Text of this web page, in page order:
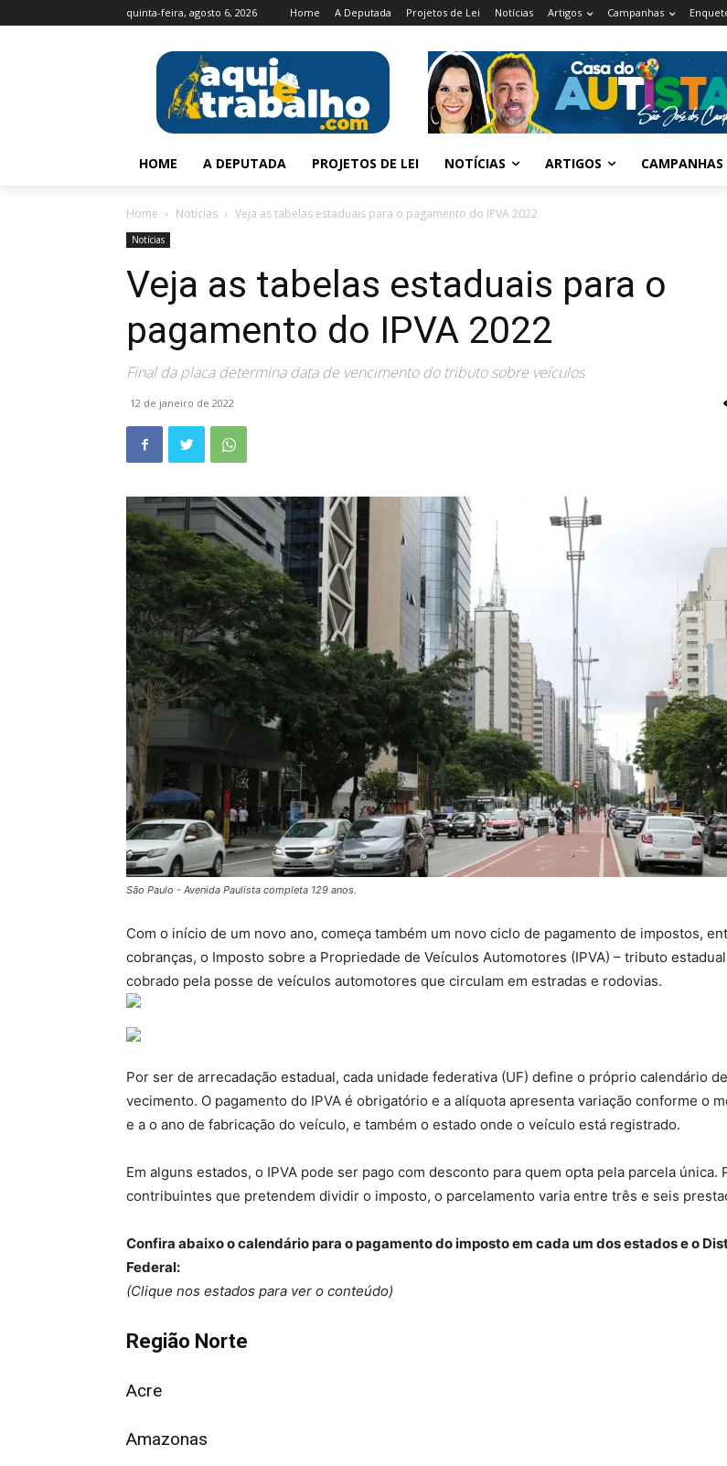
quinta-feira, agosto 6, 2026 Home A Deputada Projetos de Lei Notícias Artigos Campanhas
HOME A DEPUTADA PROJETOS DE LEI NOTÍCIAS ARTIGOS CAMPANHAS
Home Notícias Veja as tabelas estaduais para o pagamento do IPVA 2022
Notícias
Veja as tabelas estaduais para o
pagamento do IPVA 2022
Final da placa determina data de vencimento do tributo sobre veículos
12 de janeiro de 2022
São Paulo - Avenida Paulista completa 129 anos.
Com o início de um novo ano, começa também um novo ciclo de pagamento de impostos,
cobranças, o Imposto sobre a Propriedade de Veículos Automotores (IPVA) – tributo estadual
cobrado pela posse de veículos automotores que circulam em estradas e rodovias.
Por ser de arrecadação estadual, cada unidade federativa (UF) define o próprio calendário de
vecimento. O pagamento do IPVA é obrigatório e a alíquota apresenta variação conforme o
e a o ano de fabricação do veículo, e também o estado onde o veículo está registrado.
Em alguns estados, o IPVA pode ser pago com desconto para quem opta pela parcela única.
contribuintes que pretendem dividir o imposto, o parcelamento varia entre três e seis
Confira abaixo o calendário para o pagamento do imposto em cada um dos estados e o
Federal:
(Clique nos estados para ver o conteúdo)
Região Norte
Acre
Amazonas